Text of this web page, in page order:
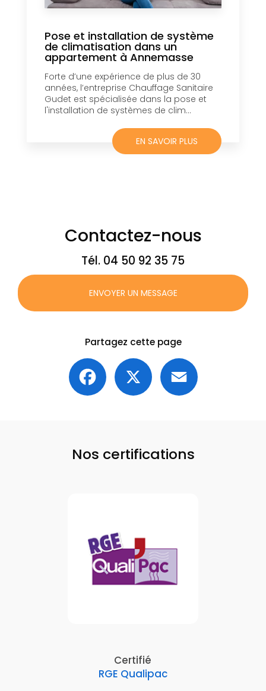
Pose et installation de système
de climatisation dans un
appartement à Annemasse
Forte d’une expérience de plus de 30
années, l’entreprise Chauffage Sanitaire
Gudet est spécialisée dans la pose et
l'installation de systèmes de clim...
EN SAVOIR PLUS
Contactez-nous
Tél. 04 50 92 35 75
ENVOYER UN MESSAGE
Partagez cette page
Facebook
Nos certifications
Certifié
RGE Qualipac